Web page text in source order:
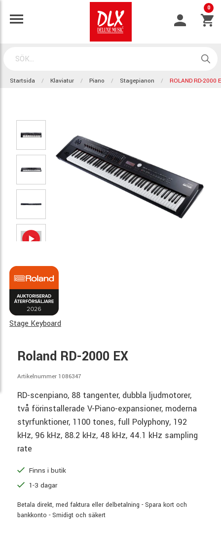
0
Startsida Klaviatur Piano Stagepianon ROLAND RD-2000
Stage Keyboard
Roland RD-2000 EX
Artikelnummer 1086347
RD-scenpiano, 88 tangenter, dubbla ljudmotorer,
två förinstallerade V-Piano-expansioner, moderna
styrfunktioner, 1100 tones, full Polyphony, 192
kHz, 96 kHz, 88.2 kHz, 48 kHz, 44.1 kHz sampling
rate
Finns i butik
1-3 dagar
Betala direkt, med faktura eller delbetalning - Spara kort och
bankkonto - Smidigt och säkert